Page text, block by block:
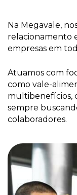
Na Megavale,
relacionamento
empresas em
Atuamos com
como vale-
multibenefícios,
sempre
colaboradores.